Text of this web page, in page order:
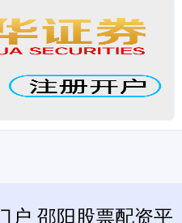
户 邵阳股票配资平